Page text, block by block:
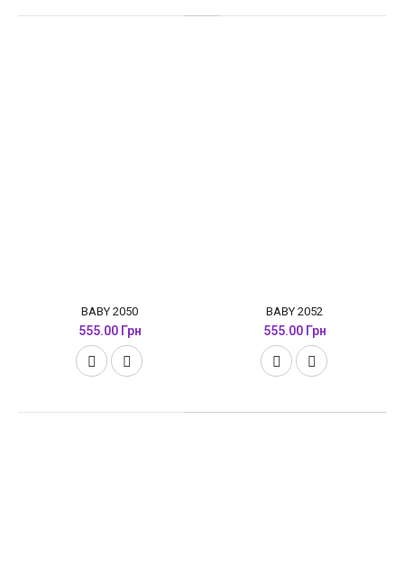
BABY 2050
555.00 Грн
BABY 2052
555.00 Грн